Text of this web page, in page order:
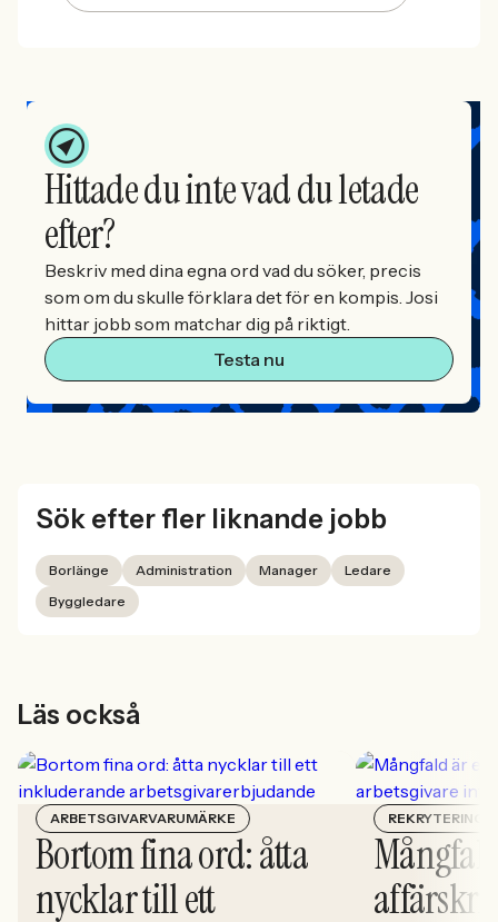
Hittade du inte vad du letade
efter?
Beskriv med dina egna ord vad du söker, precis
som om du skulle förklara det för en kompis. Josi
hittar jobb som matchar dig på riktigt.
Testa nu
Sök efter fler liknande jobb
Borlänge Administration Manager
Ledare
Byggledare
Läs också
ARBETSGIVARVARUMÄRKE
Bortom fina ord: åtta
nycklar till ett
REKRYTERING